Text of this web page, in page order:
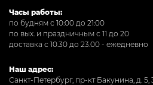
Часы работы:
по будням с 10:00 до 21:00
по вых. и праздничным с 11 до 20
доставка с 10.30 до 23.00 - ежедневно
Наш адрес:
Санкт-Петербург, пр-кт Бакунина, д. 5,